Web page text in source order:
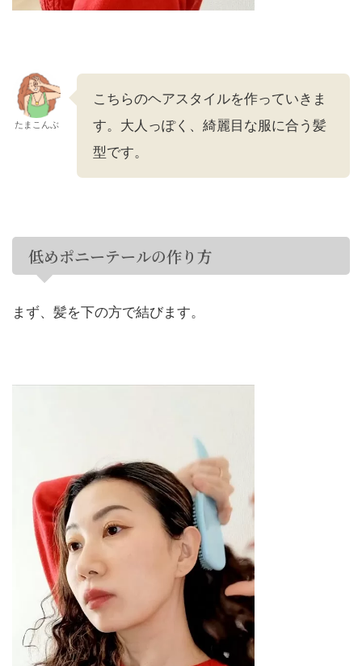
たまこんぶ
こちらのヘアスタイルを作っていきま
す。大人っぽく、綺麗目な服に合う髪
型です。
低めポニーテールの作り方
まず、髪を下の方で結びます。